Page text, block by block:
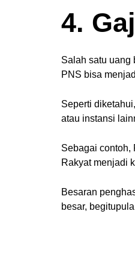
4.
Salah satu uang
PNS bisa
Seperti
atau instansi
Sebagai contoh,
Rakyat menjadi
Besaran
besar,